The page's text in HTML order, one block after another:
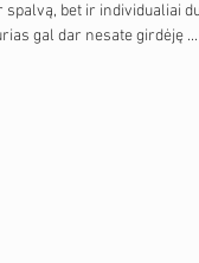
bet ir individualiai
gal dar nesate girdėję ...